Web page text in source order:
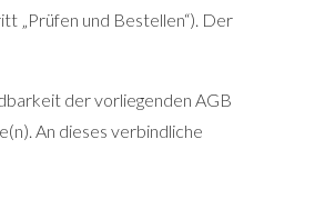
„Prüfen und Bestellen“). Der
der vorliegenden AGB
An dieses verbindliche